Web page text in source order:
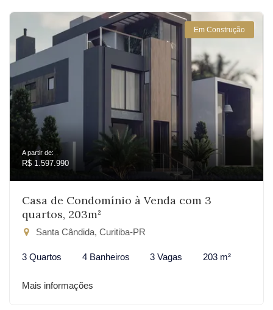
Em Construção
A partir de:
R$ 1.597.990
Casa de Condomínio à Venda com 3
quartos, 203m²
Santa Cândida, Curitiba-PR
3 Quartos 4 Banheiros 3 Vagas 203 m²
Mais informações